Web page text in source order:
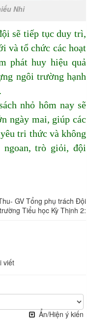
Nhi
sẽ tiếp tục duy trì,
và tổ chức các hoạt
phát huy hiệu quả
ngôi trường hạnh
nhỏ hôm nay sẽ
ngày mai, giúp các
tri thức và không
ngoan, trò giỏi, đội
GV Tổng phụ trách Đội
Tiểu học Kỳ Thịnh 2:
viết
Ẩn/Hiện ý kiến